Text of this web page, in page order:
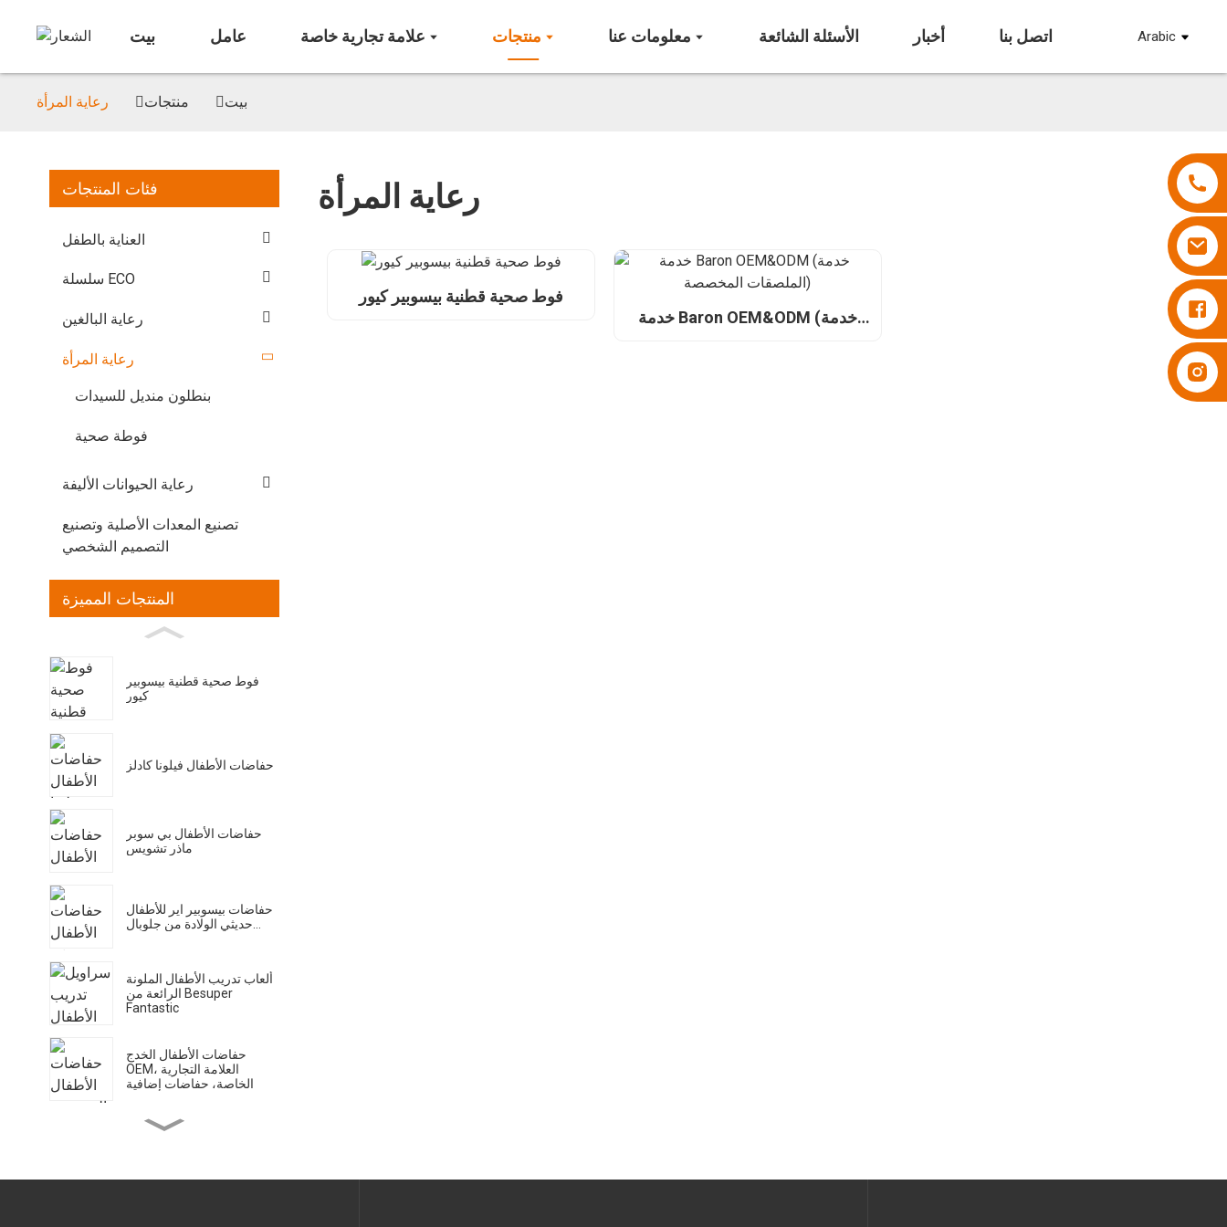
بيت عامل علامة تجارية خاصة منتجات معلومات عنا الأسئلة الشائعة أخبار اتصل بنا Arabic
بيت منتجات رعاية المرأة
فئات المنتجات
العناية بالطفل
سلسلة ECO
رعاية البالغين
رعاية المرأة
بنطلون منديل للسيدات
فوطة صحية
رعاية الحيوانات الأليفة
تصنيع المعدات الأصلية وتصنيع
التصميم الشخصي
المنتجات المميزة
فوط صحية قطنية بيسوبير
كيور
حفاضات الأطفال فيلونا كادلز
حفاضات الأطفال بي سوبر
ماذر تشويس
حفاضات بيسوبير اير للأطفال
حديثي الولادة من جلوبال...
ألعاب تدريب الأطفال الملونة
الرائعة من Besuper
Fantastic
حفاضات الأطفال الخدج
OEM، العلامة التجارية
الخاصة، حفاضات إضافية
رعاية المرأة
فوط صحية قطنية بيسوبير كيور
خدمة Baron OEM&ODM (خدمة